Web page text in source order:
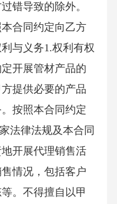
错导致的除外。
合同约定向乙方
与义务1.权利有权
开展管材产品的
提供必要的产品
按照本合同约定
法律法规及本合同
开展代理销售活
情况，包括客户
。不得擅自以甲